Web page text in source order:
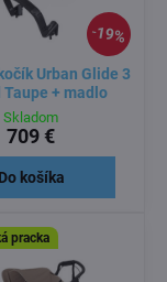
19%
Urban Glide 3
+ madlo
Skladom
709 €
Do košíka
pracka